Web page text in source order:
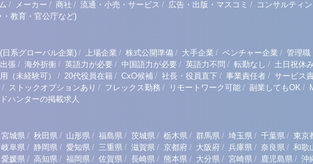
/ メーカー / 商社 / 流通・小売・サービス / 広告・出版・マスコミ / コンサルティ
・教育・官公庁など)
日系グローバル企業) / 上場企業 / 株式公開準備 / 大手企業 / ベンチャー企業 / 管理職
張 / 海外折衝 / 英語力が必要 / 中国語力が必要 / 英語力不問 / 転勤なし / 土日祝休み
（未経験可） / 20代役員在籍 / CxO候補 / 社長・役員直下 / 事業責任者 / サービス
/ ストックオプションあり / フレックス勤務 / リモートワーク可能 / 副業してもOK /
ハンターの掲載求人
宮城県 / 秋田県 / 山形県 / 福島県 / 茨城県 / 栃木県 / 群馬県 / 埼玉県 / 千葉県 / 東京
岐阜県 / 静岡県 / 愛知県 / 三重県 / 滋賀県 / 京都府 / 大阪府 / 兵庫県 / 奈良県 / 和歌
愛媛県 / 高知県 / 福岡県 / 佐賀県 / 長崎県 / 熊本県 / 大分県 / 宮崎県 / 鹿児島県 / 沖